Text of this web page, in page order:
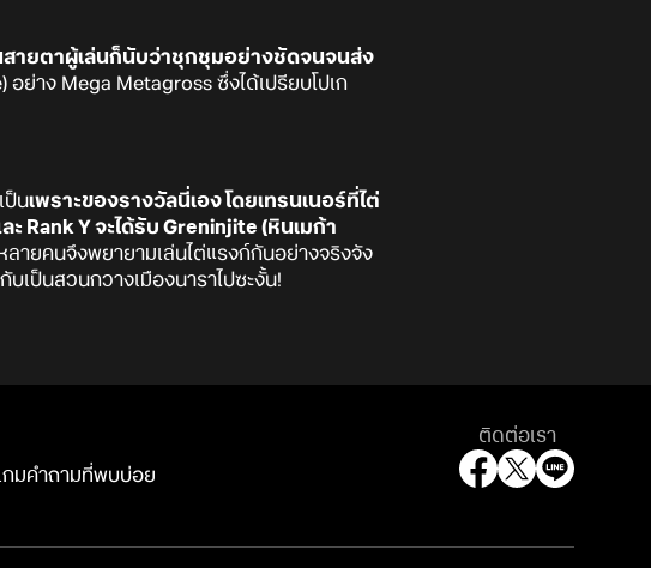
สายตาผู้เล่นก็นับว่าชุกชุมอย่างชัดจนจนส่ง
อย่าง Mega Metagross ซึ่งได้เปรียบโปเก
ป็นเพราะของรางวัลนี่เอง โดยเทรนเนอร์ที่ไต่
Rank Y จะได้รับ Greninjite (หินเมก้า
ลายคนจึงพยายามเล่นไต่แรงก์กันอย่างจริงจัง
เป็นสวนกวางเมืองนาราไปซะงั้น!
กมคำถามที่พบบ่อย
ติดต่อเรา